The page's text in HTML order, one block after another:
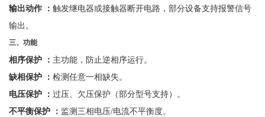
输出动作
： 触发继电器或接触器断开电路，部分设备支持报警信号
输出。
三、功能
相序保护 ： 主功能，防止逆相序运行。
缺相保护
： 检测任意一相缺失。
电压保护
： 过压、欠压保护（部分型号支持）。
不平衡保护
： 监测三相电压/电流不平衡度。